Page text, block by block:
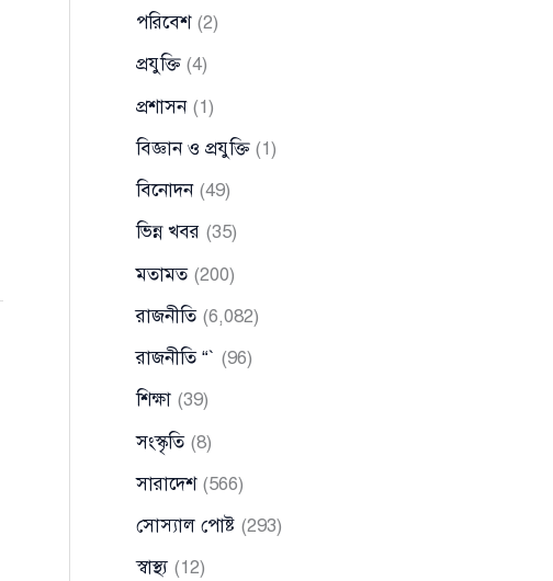
পরিবেশ(2)
প্রযুক্তি(4)
প্রশাসন(1)
বিজ্ঞান ও প্রযুক্তি(1)
বিনোদন(49)
ভিন্ন খবর (35)
মতামত(200)
রাজনীতি(6,082)
রাজনীতি “` (96)
শিক্ষা (39)
সংস্কৃতি(8)
সারাদেশ(566)
সোস্যাল পোষ্ট (293)
স্বাস্থ্য (12)